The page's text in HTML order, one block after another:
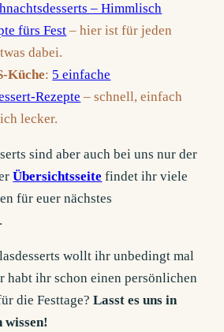
– Himmlisch
fürs Fest – hier ist für jeden
dabei.
Küche: 5 einfache
Rezepte – schnell, einfach
lecker.
sind aber auch bei uns nur der
Übersichtsseite findet ihr viele
für euer nächstes
wollt ihr unbedingt mal
habt ihr schon einen persönlichen
die Festtage?Lasst es uns in
wissen!